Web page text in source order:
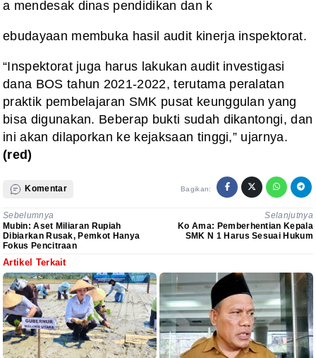
a mendesak dinas pendidikan dan k
ebudayaan membuka hasil audit kinerja inspektorat.
“Inspektorat juga harus lakukan audit investigasi
dana BOS tahun 2021-2022, terutama peralatan
praktik pembelajaran SMK pusat keunggulan yang
bisa digunakan. Beberap bukti sudah dikantongi, dan
ini akan dilaporkan ke kejaksaan tinggi,” ujarnya.
(red)
Komentar Bagikan:
Sebelumnya
Mubin: Aset Miliaran Rupiah
Dibiarkan Rusak, Pemkot Hanya
Fokus Pencitraan
Selanjutnya
Ko Ama: Pemberhentian Kepala
SMK N 1 Harus Sesuai Hukum
Artikel Terkait